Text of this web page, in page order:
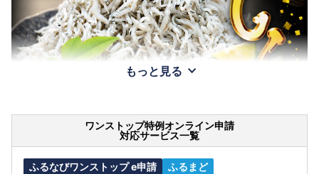
もっと見る
ワンストップ特例オンライン申請
対応サービス一覧
ふるなびワンストップ e申請
ふるまど